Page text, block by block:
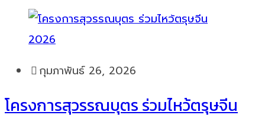
กุมภาพันธ์ 26, 2026
โครงการสุวรรณบุตร ร่วมไหว้ตรุษจีน